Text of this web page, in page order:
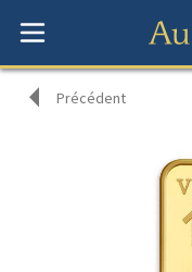
Précédent